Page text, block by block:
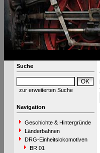
Suche
zur erweiterten Suche
Navigation
Geschichte & Hintergründe
Länderbahnen
DRG-Einheitslokomotiven
BR 01